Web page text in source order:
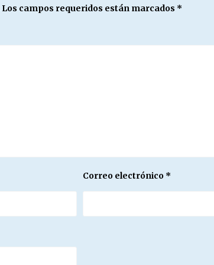
Los campos requeridos están marcados *
Correo electrónico *